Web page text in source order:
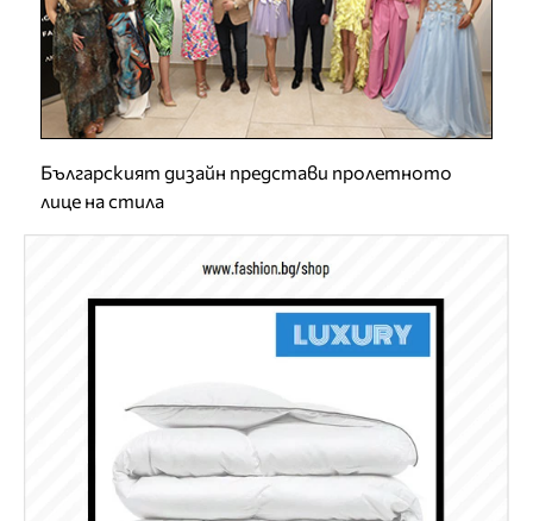
Българският дизайн представи пролетното
лице на стила